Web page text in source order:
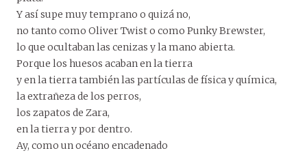
Y así supe muy temprano o quizá no,
no tanto como Oliver Twist o como Punky Brewster,
lo que ocultaban las cenizas y la mano abierta.
Porque los huesos acaban en la tierra
y en la tierra también las partículas de física y química,
la extrañeza de los perros,
los zapatos de Zara,
en la tierra y por dentro.
Ay, como un océano encadenado